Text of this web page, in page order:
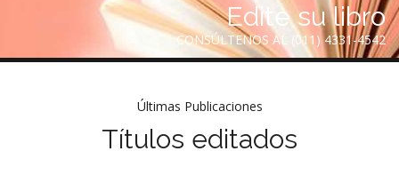
Edite su libro
CONSÚLTENOS AL (011) 4331-4542
Últimas Publicaciones
Títulos editados